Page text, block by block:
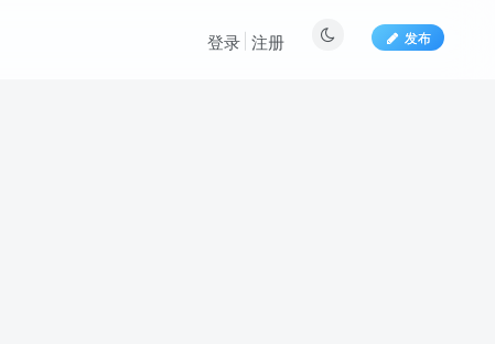
发布
登录 注册